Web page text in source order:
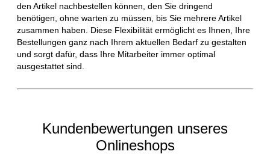
den Artikel nachbestellen können, den Sie dringend
benötigen, ohne warten zu müssen, bis Sie mehrere Artikel
zusammen haben. Diese Flexibilität ermöglicht es Ihnen, Ihre
Bestellungen ganz nach Ihrem aktuellen Bedarf zu gestalten
und sorgt dafür, dass Ihre Mitarbeiter immer optimal
ausgestattet sind.
Kundenbewertungen unseres
Onlineshops